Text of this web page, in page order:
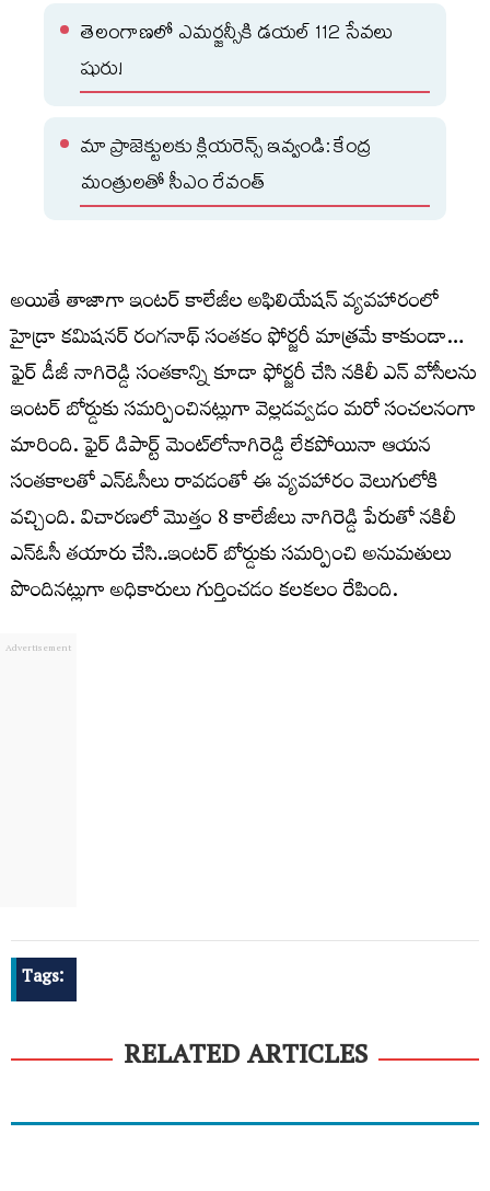
తెలంగాణలో ఎమర్జన్సీకి డయల్ 112 సేవలు
షురు!
మా ప్రాజెక్టులకు క్లియరెన్స్ ఇవ్వండి: కేంద్ర
మంత్రులతో సీఎం రేవంత్
అయితే తాజాగా ఇంటర్ కాలేజీల అఫిలియేషన్ వ్యవహారంలో
హైడ్రా కమిషనర్ రంగనాథ్ సంతకం ఫోర్జరీ మాత్రమే కాకుండా…
ఫైర్ డీజీ నాగిరెడ్డి సంతకాన్ని కూడా ఫోర్జరీ చేసి నకిలీ ఎన్ వోసీలను
ఇంటర్ బోర్డుకు సమర్పించినట్లుగా వెల్లడవ్వడం మరో సంచలనంగా
మారింది. ఫైర్ డిపార్ట్ మెంట్‍లోనాగిరెడ్డి లేకపోయినా ఆయన
సంతకాలతో ఎన్‍ఓసీలు రావడంతో ఈ వ్యవహారం వెలుగులోకి
వచ్చింది. విచారణలో మొత్తం 8 కాలేజీలు నాగిరెడ్డి పేరుతో నకిలీ
ఎన్ఓసీ తయారు చేసి..ఇంటర్ బోర్డుకు సమర్పించి అనుమతులు
పొందినట్లుగా అధికారులు గుర్తించడం కలకలం రేపింది.
Tags:
RELATED ARTICLES